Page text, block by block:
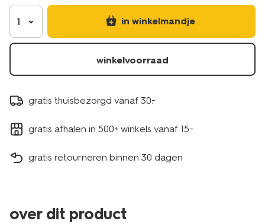
1 in winkelmandje
winkelvoorraad
gratis thuisbezorgd vanaf 30.-
gratis afhalen in 500+ winkels vanaf 15.-
gratis retourneren binnen 30 dagen
over dit product